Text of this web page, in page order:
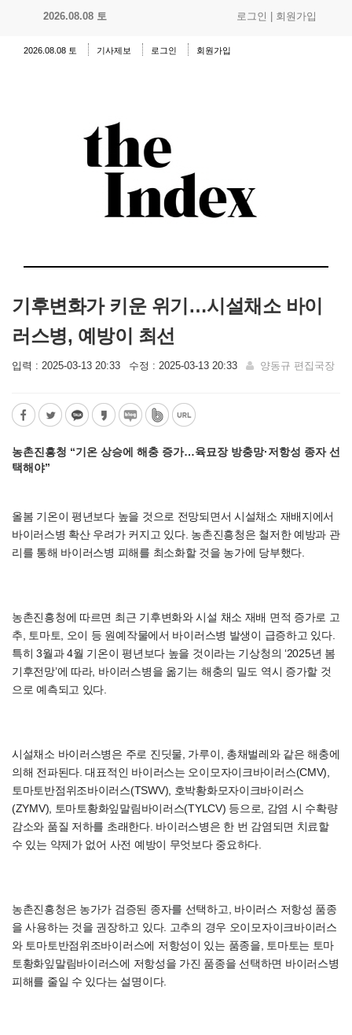
2026.08.08 토 로그인 회원가입
2026.08.08 토 기사제보 로그인 회원가입
기후변화가 키운 위기…시설채소 바이
러스병, 예방이 최선
입력 : 2025-03-13 20:33 수정 : 2025-03-13 20:33 양동규 편집국장
농촌진흥청 “기온 상승에 해충 증가…육묘장 방충망·저항성 종자 선
택해야”
올봄 기온이 평년보다 높을 것으로 전망되면서 시설채소 재배지에서
바이러스병 확산 우려가 커지고 있다. 농촌진흥청은 철저한 예방과 관
리를 통해 바이러스병 피해를 최소화할 것을 농가에 당부했다.
농촌진흥청에 따르면 최근 기후변화와 시설 채소 재배 면적 증가로 고
추, 토마토, 오이 등 원예작물에서 바이러스병 발생이 급증하고 있다.
특히 3월과 4월 기온이 평년보다 높을 것이라는 기상청의 ‘2025년 봄
기후전망’에 따라, 바이러스병을 옮기는 해충의 밀도 역시 증가할 것
으로 예측되고 있다.
시설채소 바이러스병은 주로 진딧물, 가루이, 총채벌레와 같은 해충에
의해 전파된다. 대표적인 바이러스는 오이모자이크바이러스(CMV),
토마토반점위조바이러스(TSWV), 호박황화모자이크바이러스
(ZYMV), 토마토황화잎말림바이러스(TYLCV) 등으로, 감염 시 수확량
감소와 품질 저하를 초래한다. 바이러스병은 한 번 감염되면 치료할
수 있는 약제가 없어 사전 예방이 무엇보다 중요하다.
농촌진흥청은 농가가 검증된 종자를 선택하고, 바이러스 저항성 품종
을 사용하는 것을 권장하고 있다. 고추의 경우 오이모자이크바이러스
와 토마토반점위조바이러스에 저항성이 있는 품종을, 토마토는 토마
토황화잎말림바이러스에 저항성을 가진 품종을 선택하면 바이러스병
피해를 줄일 수 있다는 설명이다.